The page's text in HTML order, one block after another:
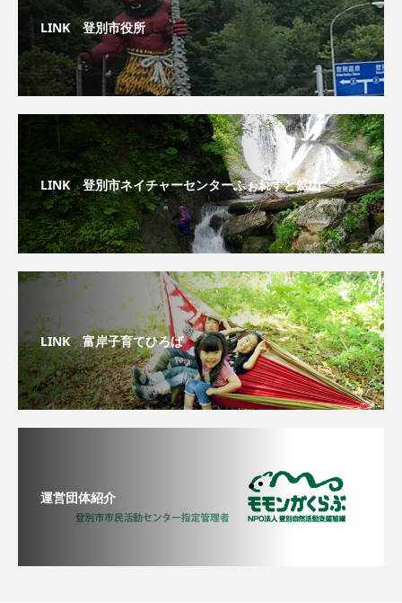
LINK 登別市役所
LINK 登別市ネイチャーセンターふぉれすと鉱山
LINK 富岸子育てひろば
運営団体紹介